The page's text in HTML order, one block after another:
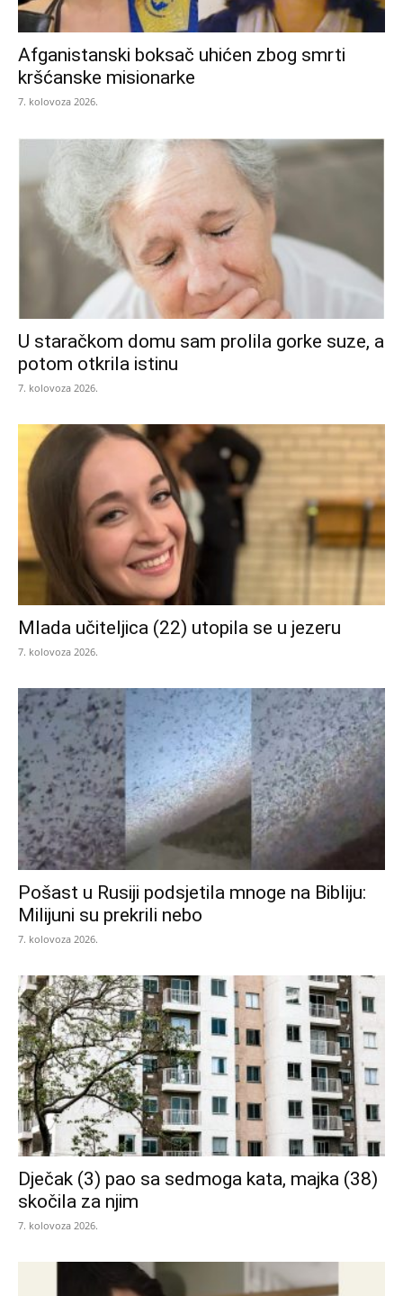
Afganistanski boksač uhićen zbog smrti
kršćanske misionarke
7. kolovoza 2026.
U staračkom domu sam prolila gorke suze, a
potom otkrila istinu
7. kolovoza 2026.
Mlada učiteljica (22) utopila se u jezeru
7. kolovoza 2026.
Pošast u Rusiji podsjetila mnoge na Bibliju:
Milijuni su prekrili nebo
7. kolovoza 2026.
Dječak (3) pao sa sedmoga kata, majka (38)
skočila za njim
7. kolovoza 2026.